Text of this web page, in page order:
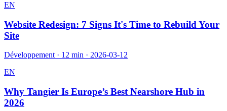
EN
Website Redesign: 7 Signs It's Time to Rebuild Your
Site
Développement· 12 min · 2026-03-12
EN
Why Tangier Is Europe’s Best Nearshore Hub in
2026